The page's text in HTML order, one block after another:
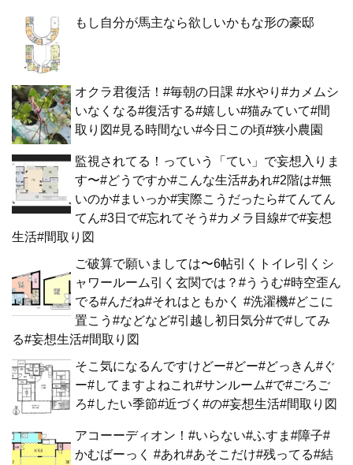
もし自分が馬主なら欲しいかもな形の豪邸
オクラ君復活！#毎朝の日課 #水やり#カメムシ
いなくなる#復活する#嬉しい#猫みていて#間
取り図#見る時間ない#今日この頃#狭小農園
監視されてる！っていう「てい」で妄想入りま
す〜#どうですか#こんな生活#あれ#2階は#無
いのか#まいっか#実際こうだったら#てんてん
てん#3日で#忘れてそう#カメラ目線#で#妄想
生活#間取り図
ご破算で願いましては〜6帖引くトイレ引くシ
ャワールーム引く玄関では？#ううむ#時空歪ん
でる#んだね#それはともかく #洗濯機#どこに
置こう#などなど#引越し初日気分#で#してみ
る#妄想生活#間取り図
そこ気になるんですけどー#どー#どっきん#ぐ
ー#してますよねこれ#サンルーム#で#ごろご
ろ#したい季節#近づく#の#妄想生活#間取り図
アコーーディオン！#いらない#ふすま#障子#
かむばーっく #あれ#あそこだけ#残ってる#結